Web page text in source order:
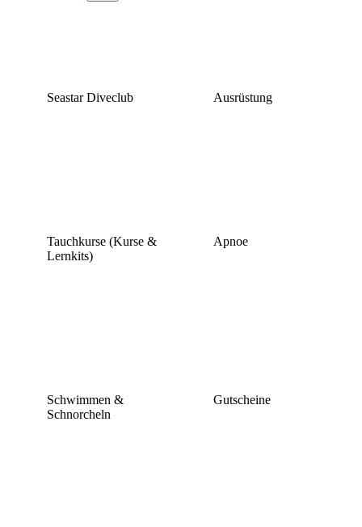
Seastar Diveclub Ausrüstung
Tauchkurse (Kurse &
Lernkits)
Apnoe
Schwimmen &
Schnorcheln
Gutscheine